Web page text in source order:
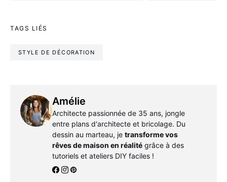
TAGS LIÉS
STYLE DE DÉCORATION
Amélie
Architecte passionnée de 35 ans, jongle
entre plans d'architecte et bricolage. Du
dessin au marteau, je transforme vos
rêves de maison en réalitégrâce à des
tutoriels et ateliers DIY faciles !